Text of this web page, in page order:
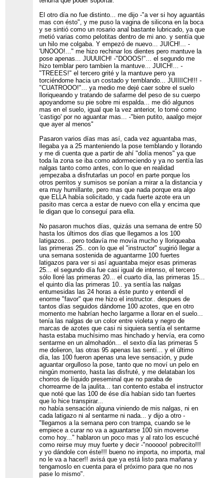
El otro día no fue distinto... me dijo -"a ver si hoy aguantás
mas con ésto", y me puso la vagina de silicona en la boca
y se sintió como un rosario anal bastante lubricado, ya que
metió varias como pelotitas dentro de mi ano. y sentía que
un hilo me colgaba. Y empezó de nuevo... JUICH!... -
'UNOOO!..." me hizo rechinar los dientes pero mantuve la
pose apenas... JUUUICH! -"DOOOS!"... el segundo me
hizo temblar pero tambien la mantuve... JUICH!... -
"TREEES!" el tercero grité y la mantuve pero ya
torciéndome hacia un costado y temblando... JUIIIICH!!! -
"CUATROOO!"... ya medio me dejé caer sobre el suelo
lloriqueando y tratando de safarme del peso de su cuerpo
apoyandome su pie sobre mi espalda... me dió algunos
mas en el suelo, igual que la vez anterior, lo tomé como
'castigo' por no aguantar mas... -"bien putito, aaalgo mejor
que ayer al menos"
Pasaron varios días mas así, cada vez aguantaba mas,
llegaba ya a 25 manteniendo la pose temblando y llorando
y me di cuenta que a partir de ahí "dolía menos" ya que
toda la zona se iba como adormeciendo y ya no sentía las
nalgas tanto como antes, con lo que en realidad
¡empezaba a disfrutarlas un poco! en parte porque los
otros perritos y sumisos se ponían a mirar a la distancia y
era muy humillante, pero mas que nada porque era algo
que ELLA había solicitado, y cada fuerte azote era un
pasito mas cerca a estar de nuevo con ella y encima que
le digan que lo conseguí para ella.
No pasaron muchos días, quizás una semana de entre 50
hasta los últimos dos días que llegamos a los 100
latigazos... pero todavía me movía mucho y lloriqueaba
las primeras 25.. con lo que el "instructor" sugirió llegar a
una semana sostenida de aguantarme 100 fuertes
latigazos para ver si así aguantaba mejor esas primeras
25... el segundo día fue casi igual de intenso, el tercero
sólo lloré las primeras 20... el cuarto día, las primeras 15...
el quinto día las primeras 10.. ya sentía las nalgas
entumesidas las 24 horas a éste punto y entendí el
enorme "favor" que me hizo el instructor.. despues de
tantos días seguidos dándome 100 azotes, que en otro
momento me habrían hecho largarme a llorar en el suelo...
tenía las nalgas de un color entre violeta y negro de
marcas de azotes que casi ni siquiera sentía el sentarme
hasta estaba muchísimo mas hinchado y hervía, era como
sentarme en un almohadón... el sexto día las primeras 5
me dolieron, las otras 95 apenas las sentí... y el último
día, las 100 fueron apenas una leve sensación, y pude
aguantar orgulloso la pose, tanto que no moví un pelo en
ningún momento, hasta las disfruté, y me delataban los
chorros de líquido preseminal que no paraba de
chorrearme de la jaulita... tan contento estaba el instructor
que noté que las 100 de ése día habían sido tan fuertes
que lo hice transpirar...
no había sensación alguna viniendo de mis nalgas, ni en
cada latigazo ni al sentarme ni nada... y dijo a otro -
"llegamos a la semana pero con trampa, cuando se le
empiece a curar no va a aguantarse 100 sin moverse
como hoy..." hablaron un poco mas y al rato los escuché
como reirse muy muy fuerte y decir -"nooooo! pobrecito!!!
y yo dándole con éste!!! bueno no importa, no importa, mal
no le va a hacer!! avisá que ya está listo para mañana y
tengamoslo en cuenta para el próximo para que no nos
pase lo mismo".